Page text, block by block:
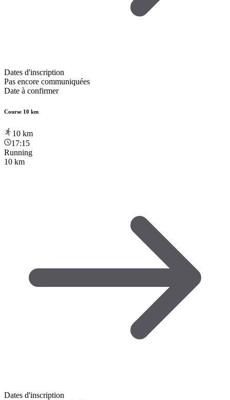
Dates d'inscription
Pas encore communiquées
Date à confirmer
Course 10 km
10 km
17:15
Running
10 km
Dates d'inscription